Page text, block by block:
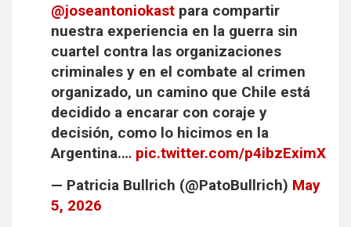
@joseantoniokast para compartir
nuestra experiencia en la guerra sin
cuartel contra las organizaciones
criminales y en el combate al crimen
organizado, un camino que Chile está
decidido a encarar con coraje y
decisión, como lo hicimos en la
Argentina.… pic.twitter.com/p4ibzEximX
— Patricia Bullrich (@PatoBullrich) May
5, 2026